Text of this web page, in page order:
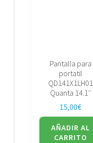
Pantalla para
portatil
QD141X1LH01
Quanta 14.1″
15,00€
AÑADIR AL
CARRITO